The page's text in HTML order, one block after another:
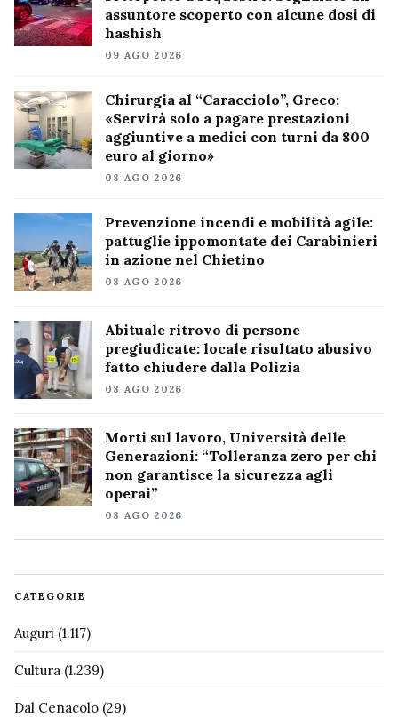
assuntore scoperto con alcune dosi di
hashish
09 AGO 2026
Chirurgia al “Caracciolo”, Greco:
«Servirà solo a pagare prestazioni
aggiuntive a medici con turni da 800
euro al giorno»
08 AGO 2026
Prevenzione incendi e mobilità agile:
pattuglie ippomontate dei Carabinieri
in azione nel Chietino
08 AGO 2026
Abituale ritrovo di persone
pregiudicate: locale risultato abusivo
fatto chiudere dalla Polizia
08 AGO 2026
Morti sul lavoro, Università delle
Generazioni: “Tolleranza zero per chi
non garantisce la sicurezza agli
operai”
08 AGO 2026
CATEGORIE
Auguri (1.117)
Cultura (1.239)
Dal Cenacolo (29)